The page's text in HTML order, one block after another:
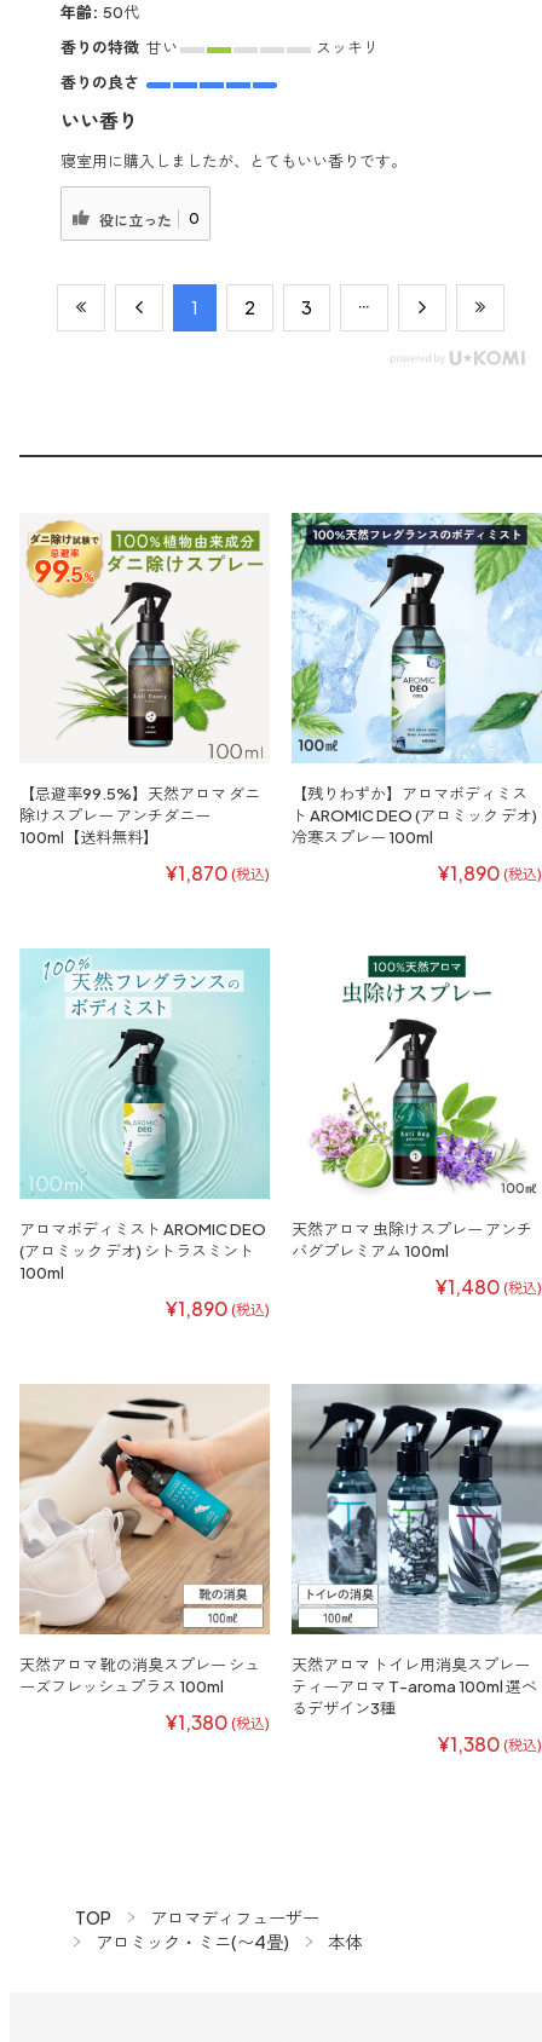
年齢: 50代
香りの特徴 甘い
スッキリ
香りの良さ
いい香り
寝室用に購入しましたが、とてもいい香りです。
役に立った 0
​1 ​2 ​3
【忌避率99.5%】天然アロマ ダニ
除けスプレー アンチダニー
100ml【送料無料】
¥1,870 (税込)
【残りわずか】アロマボディミス
ト AROMIC DEO (アロミック デオ)
冷寒スプレー 100ml
¥1,890 (税込)
アロマボディミスト AROMIC DEO
(アロミック デオ) シトラスミント
100ml
¥1,890 (税込)
天然アロマ 虫除けスプレー アンチ
バグプレミアム 100ml
¥1,480 (税込)
天然アロマ 靴の消臭スプレー シュ
ーズフレッシュプラス 100ml
¥1,380 (税込)
天然アロマ トイレ用消臭スプレー
ティーアロマ T-aroma 100ml 選べ
るデザイン3種
¥1,380 (税込)
TOP
アロマディフューザー
アロミック・ミニ(〜4畳)
本体